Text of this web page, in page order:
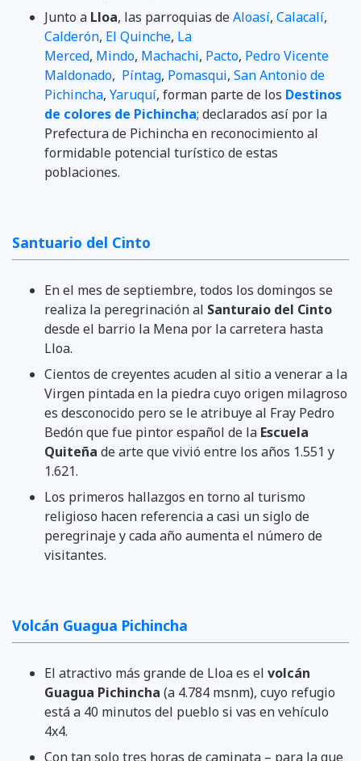
Junto a Lloa, las parroquias deAloasí, Calacalí,
Calderón, El Quinche, La
Merced, Mindo, Machachi, Pacto, Pedro Vicente
Maldonado, Píntag, Pomasqui, San Antonio de
Pichincha, Yaruquí, forman parte de los Destinos
de colores de Pichincha; declarados así por la
Prefectura de Pichincha en reconocimiento al
formidable potencial turístico de estas
poblaciones.
Santuario del Cinto
En el mes de septiembre, todos los domingos se
realiza la peregrinación al Santuraio del Cinto
desde el barrio la Mena por la carretera hasta
Lloa.
Cientos de creyentes acuden al sitio a venerar a la
Virgen pintada en la piedra cuyo origen milagroso
es desconocido pero se le atribuye al Fray Pedro
Bedón que fue pintor español de la Escuela
Quiteña de arte que vivió entre los años 1.551 y
1.621.
Los primeros hallazgos en torno al turismo
religioso hacen referencia a casi un siglo de
peregrinaje y cada año aumenta el número de
visitantes.
Volcán Guagua Pichincha
El atractivo más grande de Lloa es el volcán
Guagua Pichincha (a 4.784 msnm), cuyo refugio
está a 40 minutos del pueblo si vas en vehículo
4x4.
Con tan solo tres horas de caminata – para la que